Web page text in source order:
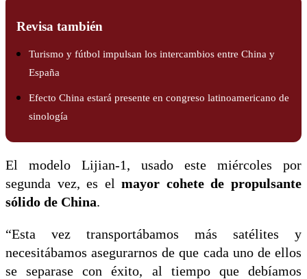
Revisa también
Turismo y fútbol impulsan los intercambios entre China y
España
Efecto China estará presente en congreso latinoamericano de
sinología
El modelo Lijian-1, usado este miércoles por
segunda vez, es elmayor cohete de propulsante
sólido de China.
“Esta vez transportábamos más satélites y
necesitábamos asegurarnos de que cada uno de ellos
se separase con éxito, al tiempo que debíamos